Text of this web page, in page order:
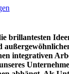
brillantesten
integrativen